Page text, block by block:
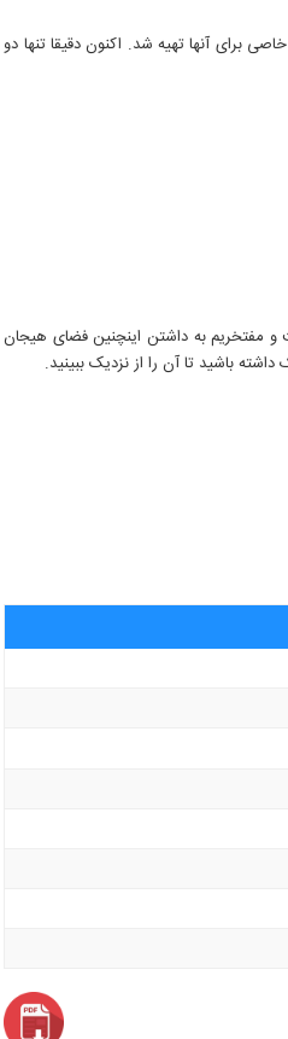
برای آنها تهیه شد. اکنون دقیقا تنها دو
مفتخریم به داشتن اینچنین فضای هیجان
باشید تا آن را از نزدیک ببینید.